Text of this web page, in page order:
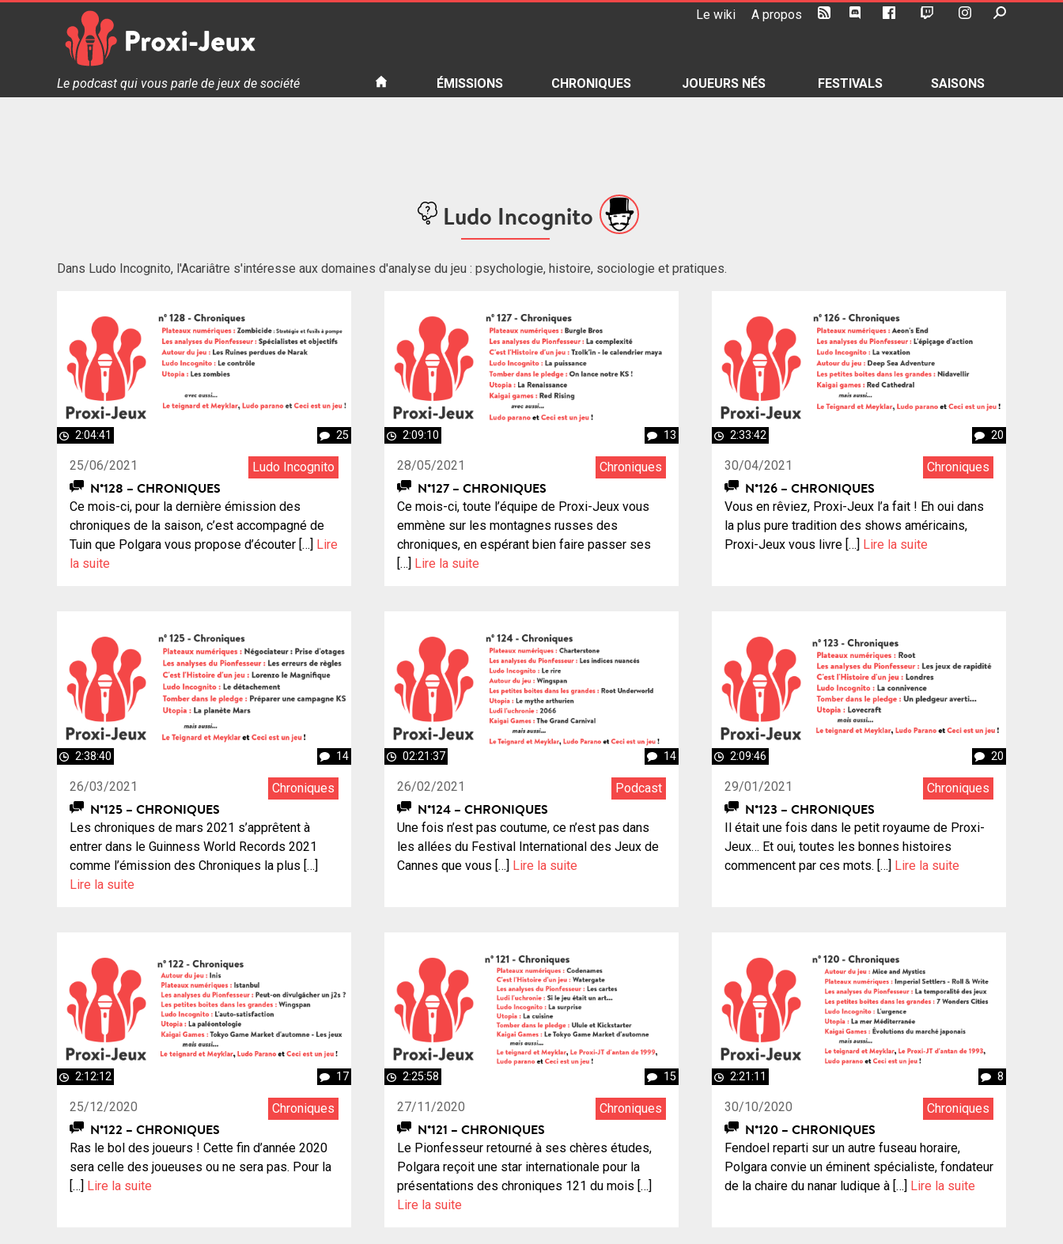
Le wiki A propos
Proxi Jeux - Le podcast qui vous parle de jeux de société
Le podcast qui vous parle de jeux de société ÉMISSIONS CHRONIQUES JOUEURS NÉS FESTIVALS SAISONS
Ludo Incognito
Dans Ludo Incognito, l'Acariâtre s'intéresse aux domaines d'analyse du jeu : psychologie, histoire, sociologie et pratiques.
2:04:41 25
25/06/2021 Ludo Incognito
N°128 – CHRONIQUES
Ce mois-ci, pour la dernière émission des
chroniques de la saison, c’est accompagné de
Tuin que Polgara vous propose d’écouter […]
Lire
la suite
2:09:10 13
28/05/2021 Chroniques
N°127 – CHRONIQUES
Ce mois-ci, toute l’équipe de Proxi-Jeux vous
emmène sur les montagnes russes des
chroniques, en espérant bien faire passer ses
[…]
Lire la suite
2:33:42 20
30/04/2021 Chroniques
N°126 – CHRONIQUES
Vous en rêviez, Proxi-Jeux l’a fait ! Eh oui dans
la plus pure tradition des shows américains,
Proxi-Jeux vous livre […]
Lire la suite
2:38:40 14
26/03/2021 Chroniques
N°125 – CHRONIQUES
Les chroniques de mars 2021 s’apprêtent à
entrer dans le Guinness World Records 2021
comme l’émission des Chroniques la plus […]
Lire la suite
02:21:37 14
26/02/2021 Podcast
N°124 – CHRONIQUES
Une fois n’est pas coutume, ce n’est pas dans
les allées du Festival International des Jeux de
Cannes que vous […] Lire la suite
2:09:46 20
29/01/2021 Chroniques
N°123 – CHRONIQUES
Il était une fois dans le petit royaume de Proxi-
Jeux… Et oui, toutes les bonnes histoires
commencent par ces mots. […] Lire la suite
2:12:12 17
25/12/2020 Chroniques
N°122 – CHRONIQUES
Ras le bol des joueurs ! Cette fin d’année 2020
sera celle des joueuses ou ne sera pas. Pour la
[…]
Lire la suite
2:25:58 15
27/11/2020 Chroniques
N°121 – CHRONIQUES
Le Pionfesseur retourné à ses chères études,
Polgara reçoit une star internationale pour la
présentations des chroniques 121 du mois […]
Lire la suite
2:21:11 8
30/10/2020 Chroniques
N°120 – CHRONIQUES
Fendoel reparti sur un autre fuseau horaire,
Polgara convie un éminent spécialiste, fondateur
de la chaire du nanar ludique à […]
Lire la suite